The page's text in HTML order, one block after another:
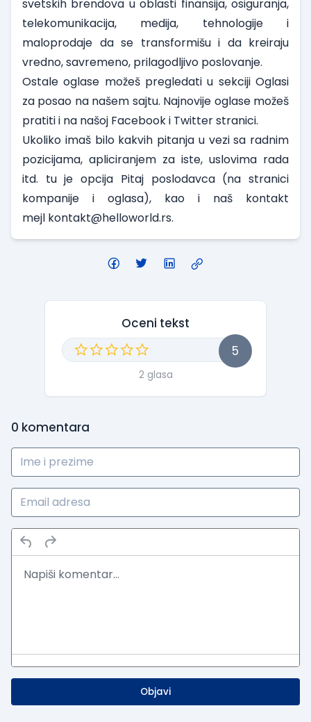
svetskih brendova u oblasti finansija, osiguranja,
telekomunikacija, medija, tehnologije i
maloprodaje da se transformišu i da kreiraju
vredno, savremeno, prilagodljivo poslovanje.
Ostale oglase možeš pregledati u sekciji Oglasi
za posao na našem sajtu. Najnovije oglase možeš
pratiti i na našoj Facebooki Twitterstranici.
Ukoliko imaš bilo kakvih pitanja u vezi sa radnim
pozicijama, apliciranjem za iste, uslovima rada
itd. tu je opcija Pitaj poslodavca (na stranici
kompanije i oglasa), kao i naš kontakt
mejl kontakt@helloworld.rs.
Oceni tekst
5
2 glasa
0 komentara
Objavi